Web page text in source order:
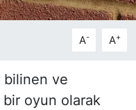
A- A+
bilinen ve
bir oyun olarak